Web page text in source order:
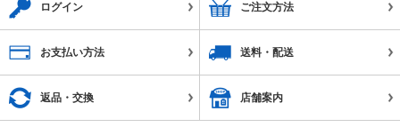
ログイン ご注文方法
お支払い方法 送料・配送
返品・交換 店舗案内